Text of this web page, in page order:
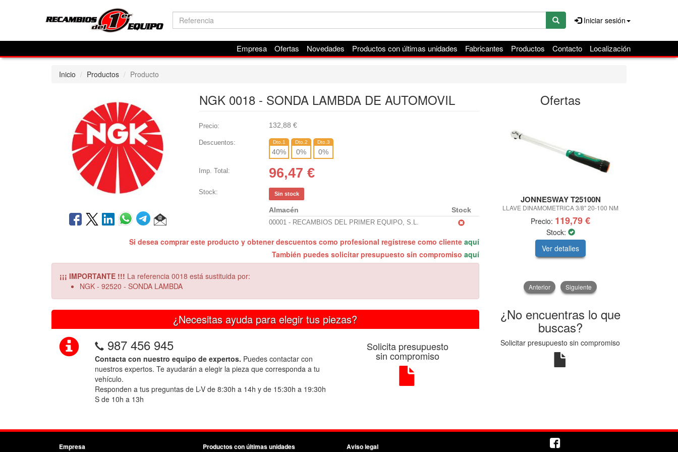
Iniciar sesión
Empresa Ofertas Novedades Productos con últimas unidades Fabricantes Productos Contacto Localización
Inicio Productos Producto
NGK 0018 - SONDA LAMBDA DE AUTOMOVIL
Precio: 132,88 €
Descuentos: Dto.1
40%
Dto.2
0%
Dto.3
0%
Imp. Total: 96,47 €
Stock: Sin stock
Almacén Stock
00001 - RECAMBIOS DEL PRIMER EQUIPO, S.L.
Si desea comprar este producto y obtener descuentos como profesional regístrese como cliente aquí
También puedes solicitar presupuesto sin compromiso aquí
¡¡¡ IMPORTANTE !!! La referencia 0018 está sustituida por:
NGK - 92520 - SONDA LAMBDA
¿Necesitas ayuda para elegir tus piezas?
987 456 945
Contacta con nuestro equipo de expertos. Puedes contactar con
nuestros expertos. Te ayudarán a elegir la pieza que corresponda a tu
vehículo.
Responden a tus preguntas de L-V de 8:30h a 14h y de 15:30h a 19:30h
S de 10h a 13h
Solicita presupuesto
sin compromiso
Ofertas
JONNESWAY T25100N
LLAVE DINAMOMETRICA 3/8" 20-100 NM
Precio: 119,79 €
Stock:
Ver detalles
Anterior Siguiente
¿No encuentras lo que
buscas?
Solicitar presupuesto sin compromiso
Empresa Productos con últimas unidades Aviso legal